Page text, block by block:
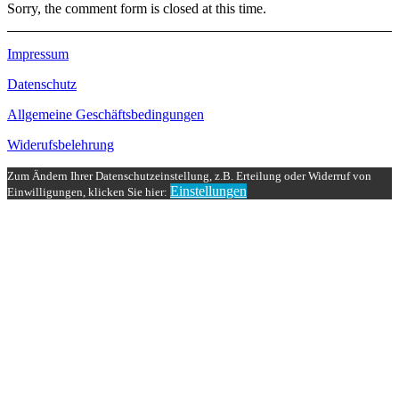
Sorry, the comment form is closed at this time.
Impressum
Datenschutz
Allgemeine Geschäftsbedingungen
Widerufsbelehrung
Zum Ändern Ihrer Datenschutzeinstellung, z.B. Erteilung oder Widerruf von
Einwilligungen, klicken Sie hier: Einstellungen